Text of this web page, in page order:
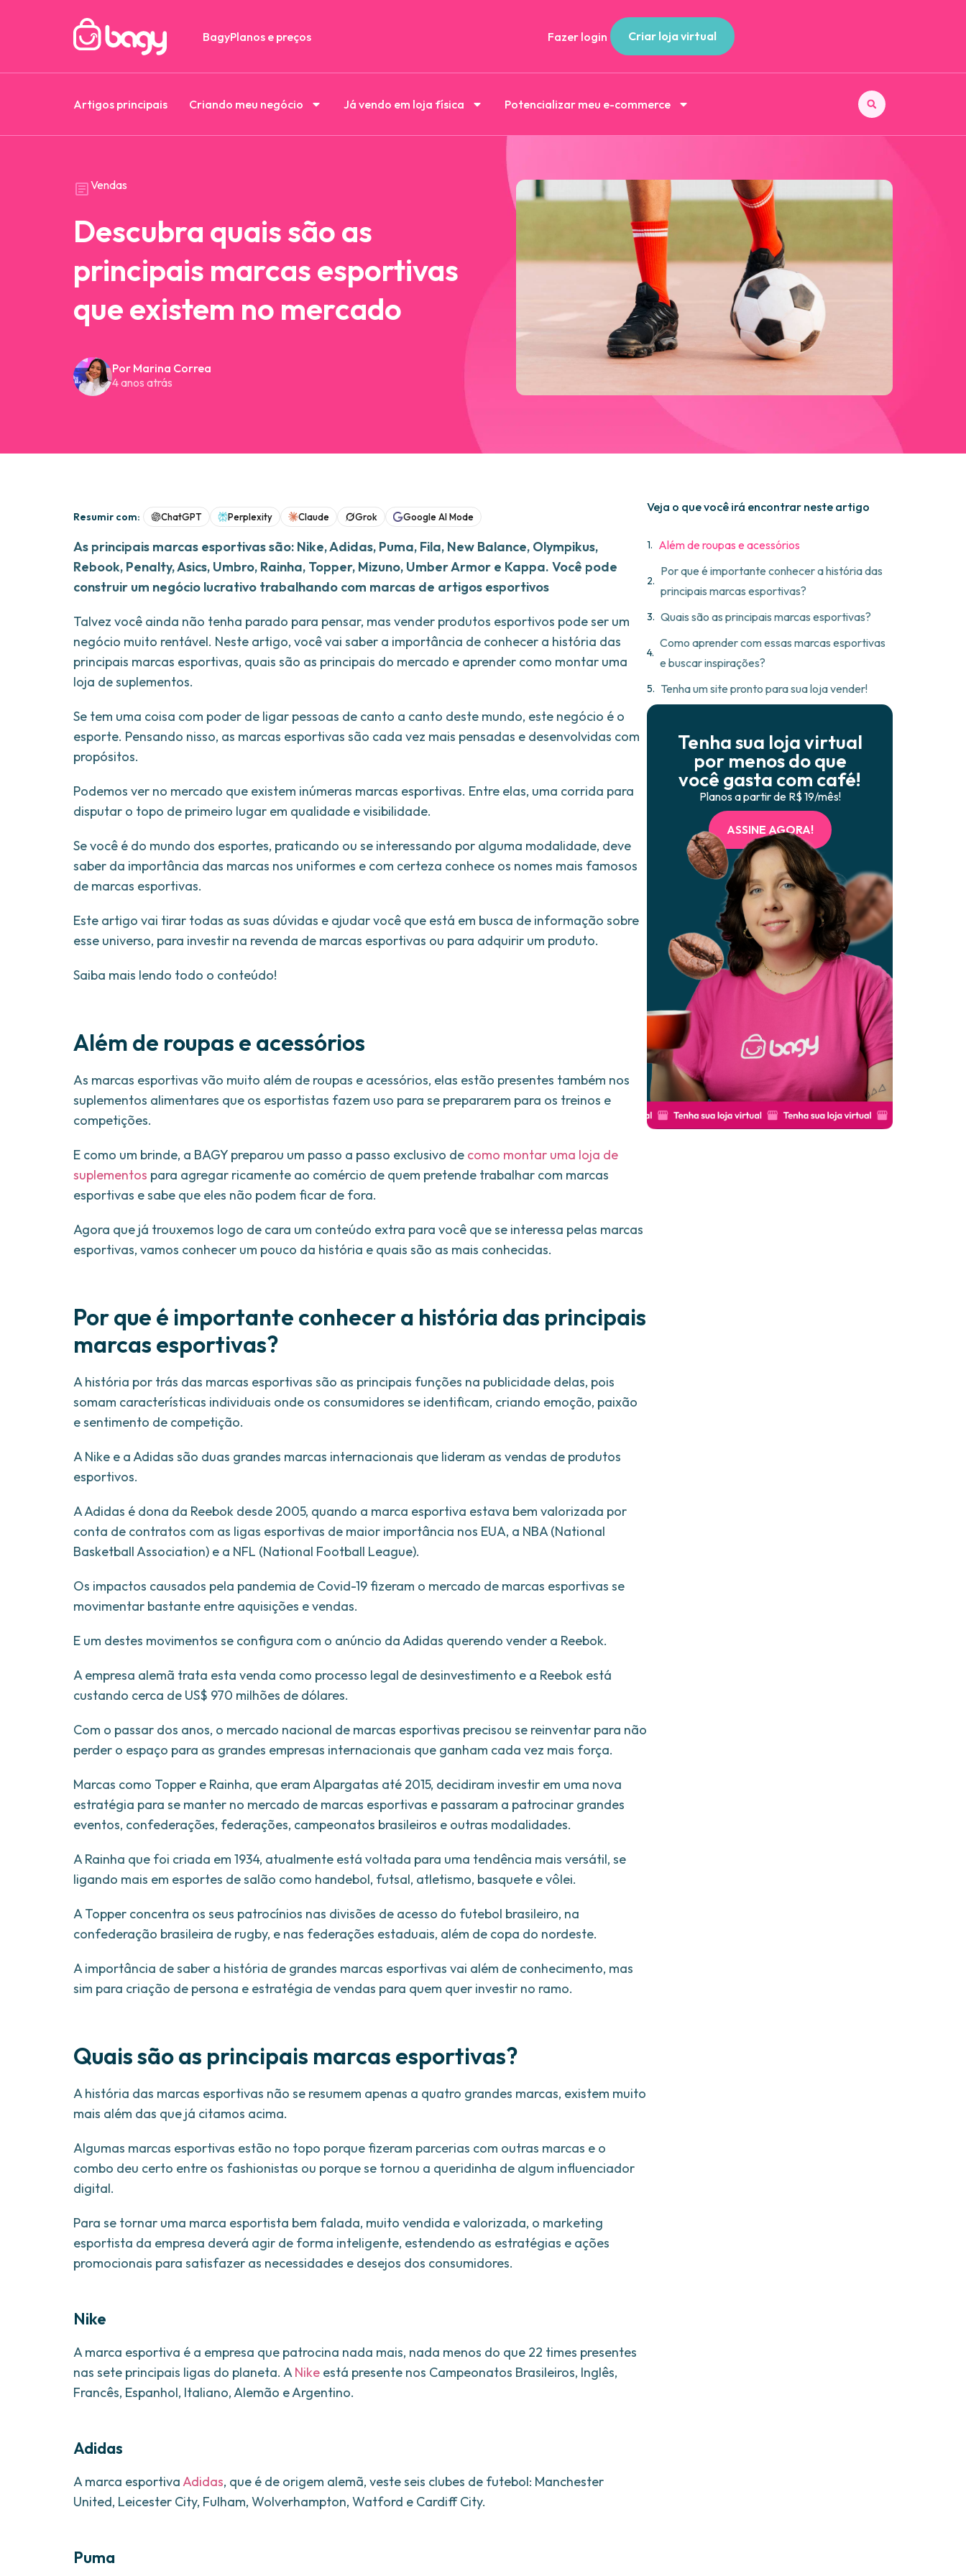
BagyPlanos e preços Fazer login Criar loja virtual
Artigos principais Criando meu negócio Já vendo em loja física Potencializar meu e-commerce
Vendas
Descubra quais são as
principais marcas esportivas
que existem no mercado
Por Marina Correa
4 anos atrás
Resumir com: ChatGPT Perplexity Claude Grok Google AI Mode
As principais marcas esportivas são: Nike, Adidas, Puma, Fila, New Balance, Olympikus,
Rebook, Penalty, Asics, Umbro, Rainha, Topper, Mizuno, Umber Armor e Kappa. Você pode
construir um negócio lucrativo trabalhando com marcas de artigos esportivos
Talvez você ainda não tenha parado para pensar, mas vender produtos esportivos pode ser um
negócio muito rentável. Neste artigo, você vai saber a importância de conhecer a história das
principais marcas esportivas, quais são as principais do mercado e aprender como montar uma
loja de suplementos.
Se tem uma coisa com poder de ligar pessoas de canto a canto deste mundo, este negócio é o
esporte. Pensando nisso, as marcas esportivas são cada vez mais pensadas e desenvolvidas com
propósitos.
Podemos ver no mercado que existem inúmeras marcas esportivas. Entre elas, uma corrida para
disputar o topo de primeiro lugar em qualidade e visibilidade.
Se você é do mundo dos esportes, praticando ou se interessando por alguma modalidade, deve
saber da importância das marcas nos uniformes e com certeza conhece os nomes mais famosos
de marcas esportivas.
Este artigo vai tirar todas as suas dúvidas e ajudar você que está em busca de informação sobre
esse universo, para investir na revenda de marcas esportivas ou para adquirir um produto.
Saiba mais lendo todo o conteúdo!
Além de roupas e acessórios
As marcas esportivas vão muito além de roupas e acessórios, elas estão presentes também nos
suplementos alimentares que os esportistas fazem uso para se prepararem para os treinos e
competições.
E como um brinde, a BAGY preparou um passo a passo exclusivo de como montar uma loja de
suplementos para agregar ricamente ao comércio de quem pretende trabalhar com marcas
esportivas e sabe que eles não podem ficar de fora.
Agora que já trouxemos logo de cara um conteúdo extra para você que se interessa pelas marcas
esportivas, vamos conhecer um pouco da história e quais são as mais conhecidas.
Por que é importante conhecer a história das principais
marcas esportivas?
A história por trás das marcas esportivas são as principais funções na publicidade delas, pois
somam características individuais onde os consumidores se identificam, criando emoção, paixão
e sentimento de competição.
A Nike e a Adidas são duas grandes marcas internacionais que lideram as vendas de produtos
esportivos.
A Adidas é dona da Reebok desde 2005, quando a marca esportiva estava bem valorizada por
conta de contratos com as ligas esportivas de maior importância nos EUA, a NBA (National
Basketball Association) e a NFL (National Football League).
Os impactos causados pela pandemia de Covid-19 fizeram o mercado de marcas esportivas se
movimentar bastante entre aquisições e vendas.
E um destes movimentos se configura com o anúncio da Adidas querendo vender a Reebok.
A empresa alemã trata esta venda como processo legal de desinvestimento e a Reebok está
custando cerca de US$ 970 milhões de dólares.
Com o passar dos anos, o mercado nacional de marcas esportivas precisou se reinventar para não
perder o espaço para as grandes empresas internacionais que ganham cada vez mais força.
Marcas como Topper e Rainha, que eram Alpargatas até 2015, decidiram investir em uma nova
estratégia para se manter no mercado de marcas esportivas e passaram a patrocinar grandes
eventos, confederações, federações, campeonatos brasileiros e outras modalidades.
A Rainha que foi criada em 1934, atualmente está voltada para uma tendência mais versátil, se
ligando mais em esportes de salão como handebol, futsal, atletismo, basquete e vôlei.
A Topper concentra os seus patrocínios nas divisões de acesso do futebol brasileiro, na
confederação brasileira de rugby, e nas federações estaduais, além de copa do nordeste.
A importância de saber a história de grandes marcas esportivas vai além de conhecimento, mas
sim para criação de persona e estratégia de vendas para quem quer investir no ramo.
Quais são as principais marcas esportivas?
A história das marcas esportivas não se resumem apenas a quatro grandes marcas, existem muito
mais além das que já citamos acima.
Algumas marcas esportivas estão no topo porque fizeram parcerias com outras marcas e o
combo deu certo entre os fashionistas ou porque se tornou a queridinha de algum influenciador
digital.
Para se tornar uma marca esportista bem falada, muito vendida e valorizada, o marketing
esportista da empresa deverá agir de forma inteligente, estendendo as estratégias e ações
promocionais para satisfazer as necessidades e desejos dos consumidores.
Nike
A marca esportiva é a empresa que patrocina nada mais, nada menos do que 22 times presentes
nas sete principais ligas do planeta. ANike está presente nos Campeonatos Brasileiros, Inglês,
Francês, Espanhol, Italiano, Alemão e Argentino.
Adidas
A marca esportivaAdidas, que é de origem alemã, veste seis clubes de futebol: Manchester
United, Leicester City, Fulham, Wolverhampton, Watford e Cardiff City.
Puma
Veja o que você irá encontrar neste artigo
Além de roupas e acessórios
Por que é importante conhecer a história das
principais marcas esportivas?
Quais são as principais marcas esportivas?
Como aprender com essas marcas esportivas
e buscar inspirações?
Tenha um site pronto para sua loja vender!
Tenha sua loja virtual
por menos do que
você gasta com café!
Planos a partir de R$ 19/mês!
ASSINE AGORA!